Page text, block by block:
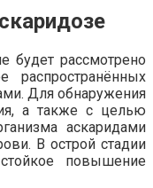
будет рассмотрено
Для обнаружения
а также с целью
аскаридами
В острой стадии
повышение